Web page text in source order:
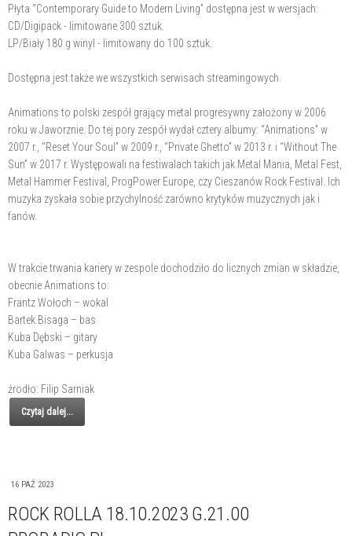
Płyta “Contemporary Guide to Modern Living” dostępna jest w wersjach:
CD/Digipack - limitowane 300 sztuk.
LP/Biały 180 g winyl - limitowany do 100 sztuk.
Dostępna jest także we wszystkich serwisach streamingowych.
Animations to polski zespół grający metal progresywny założony w 2006
roku w Jaworznie. Do tej pory zespół wydał cztery albumy: “Animations” w
2007 r., “Reset Your Soul” w 2009 r., “Private Ghetto” w 2013 r. i “Without The
Sun” w 2017 r. Występowali na festiwalach takich jak Metal Mania, Metal Fest,
Metal Hammer Festival, ProgPower Europe, czy Cieszanów Rock Festival. Ich
muzyka zyskała sobie przychylność zarówno krytyków muzycznych jak i
fanów.
W trakcie trwania kariery w zespole dochodziło do licznych zmian w składzie,
obecnie Animations to:
Frantz Wołoch – wokal
Bartek Bisaga – bas
Kuba Dębski – gitary
Kuba Galwas – perkusja
źrodło: Filip Sarniak
Czytaj dalej...
16 PAŹ 2023
ROCK ROLLA 18.10.2023 G.21.00